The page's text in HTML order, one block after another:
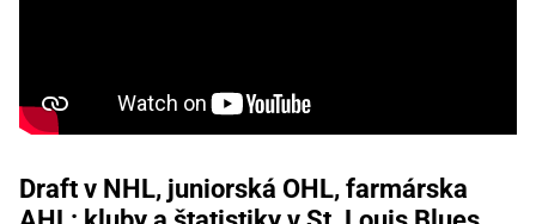
Draft v NHL, juniorská OHL, farmárska